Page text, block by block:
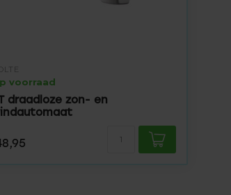
voorraad
draadloze zon- en